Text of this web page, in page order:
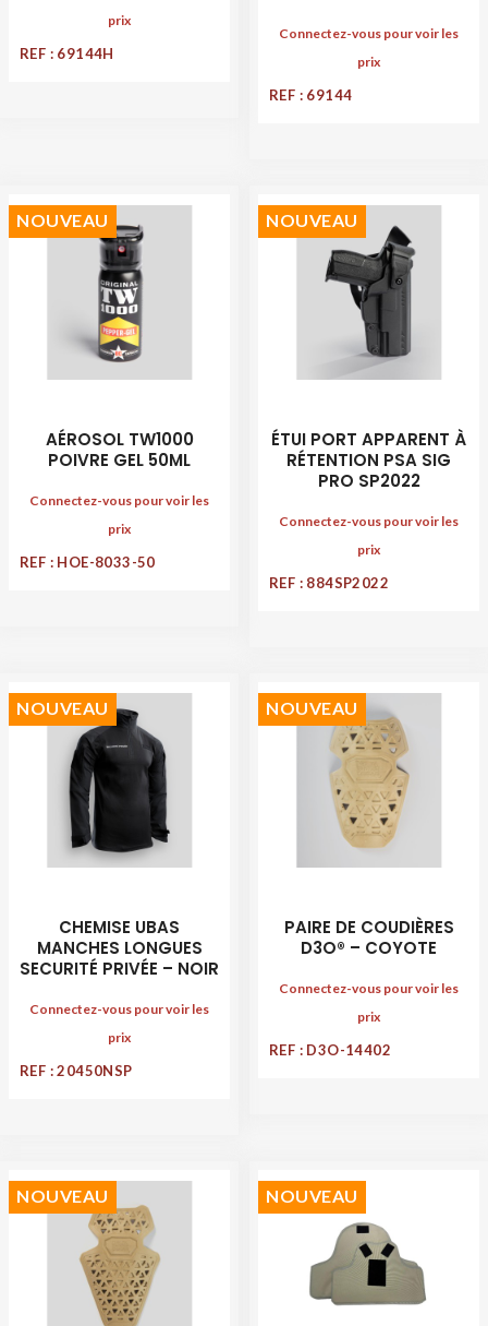
prix
REF : 69144H
Connectez-vous pour voir les
prix
REF : 69144
AÉROSOL TW1000
POIVRE GEL 50ML
Connectez-vous pour voir les
prix
REF : HOE-8033-50
NOUVEAU
ÉTUI PORT APPARENT À
RÉTENTION PSA SIG
PRO SP2022
Connectez-vous pour voir les
prix
REF : 884SP2022
NOUVEAU
CHEMISE UBAS
MANCHES LONGUES
SECURITÉ PRIVÉE – NOIR
Connectez-vous pour voir les
prix
REF : 20450NSP
NOUVEAU
PAIRE DE COUDIÈRES
D3O® – COYOTE
Connectez-vous pour voir les
prix
REF : D3O-14402
NOUVEAU
NOUVEAU NOUVEAU